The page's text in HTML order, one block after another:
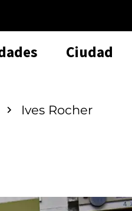
Ciudad
Ives Rocher